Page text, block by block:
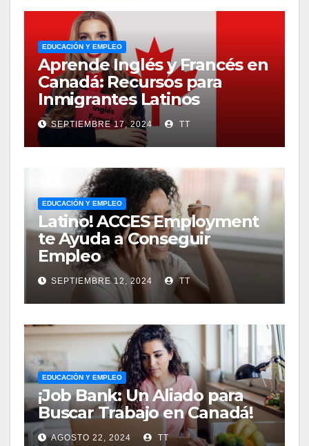
EDUCACIÓN Y EMPLEO
Aprende Inglés y Francés en
Canadá: Recursos para
Inmigrantes Latinos
SEPTIEMBRE 17, 2024 TT
EDUCACIÓN Y EMPLEO
Latino! ACCES Employment
te Ayuda a Conseguir
Empleo
SEPTIEMBRE 12, 2024 TT
EDUCACIÓN Y EMPLEO
¡Job Bank: Un Aliado para
Buscar Trabajo en Canadá!
AGOSTO 22, 2024 TT